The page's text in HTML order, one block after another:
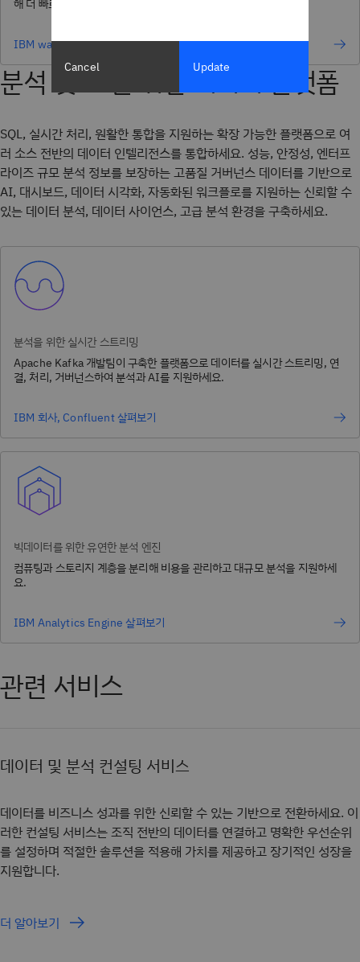
해 더 빠르고 스마트한 의사결정을 지원하세요.
IBM watsonx BI 살펴보기
분석 및 AI를 위한 데이터 플랫폼
SQL, 실시간 처리, 원활한 통합을 지원하는 확장 가능한 플랫폼으로 여
러 소스 전반의 데이터 인텔리전스를 통합하세요. 성능, 안정성, 엔터프
라이즈 규모 분석 정보를 보장하는 고품질 거버넌스 데이터를 기반으로
AI, 대시보드, 데이터 시각화, 자동화된 워크플로를 지원하는 신뢰할 수
있는 데이터 분석, 데이터 사이언스, 고급 분석 환경을 구축하세요.
분석을 위한 실시간 스트리밍
Apache Kafka 개발팀이 구축한 플랫폼으로 데이터를 실시간 스트리밍, 연
결, 처리, 거버넌스하여 분석과 AI를 지원하세요.
IBM 회사, Confluent 살펴보기
빅데이터를 위한 유연한 분석 엔진
컴퓨팅과 스토리지 계층을 분리해 비용을 관리하고 대규모 분석을 지원하세
요.
IBM Analytics Engine 살펴보기
관련 서비스
데이터 및 분석 컨설팅 서비스
데이터를 비즈니스 성과를 위한 신뢰할 수 있는 기반으로 전환하세요. 이
러한 컨설팅 서비스는 조직 전반의 데이터를 연결하고 명확한 우선순위
를 설정하며 적절한 솔루션을 적용해 가치를 제공하고 장기적인 성장을
지원합니다.
더 알아보기
Cancel Update